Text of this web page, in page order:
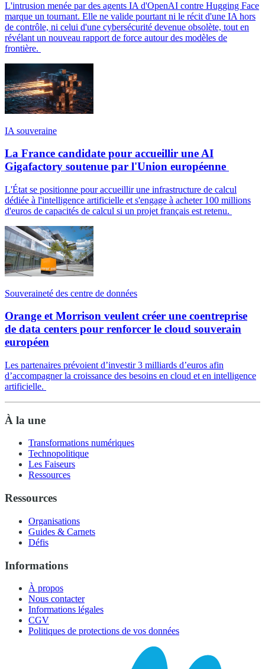
L'intrusion menée par des agents IA d'OpenAI contre Hugging Face
marque un tournant. Elle ne valide pourtant ni le récit d'une IA hors
de contrôle, ni celui d'une cybersécurité devenue obsolète, tout en
révélant un nouveau rapport de force autour des modèles de
frontière.
IA souveraine
La France candidate pour accueillir une AI
Gigafactory soutenue par l'Union européenne
L'État se positionne pour accueillir une infrastructure de calcul
dédiée à l'intelligence artificielle et s'engage à acheter 100 millions
d'euros de capacités de calcul si un projet français est retenu.
Souveraineté des centre de données
Orange et Morrison veulent créer une coentreprise
de data centers pour renforcer le cloud souverain
européen
Les partenaires prévoient d’investir 3 milliards d’euros afin
d’accompagner la croissance des besoins en cloud et en intelligence
artificielle.
À la une
Transformations numériques
Technopolitique
Les Faiseurs
Ressources
Ressources
Organisations
Guides & Carnets
Défis
Informations
À propos
Nous contacter
Informations légales
CGV
Politiques de protections de vos données